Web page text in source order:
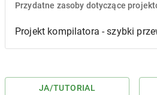
Przydatne zasoby dotyczące
Projekt kompilatora - szybki
JA/TUTORIAL